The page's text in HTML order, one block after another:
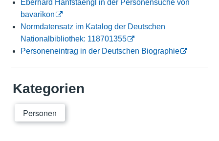
Eberhard Hanfstaengl in der Personensuche von
bavarikon
Normdatensatz im Katalog der Deutschen
Nationalbibliothek: 118701355
Personeneintrag in der Deutschen Biographie
Kategorien
Personen